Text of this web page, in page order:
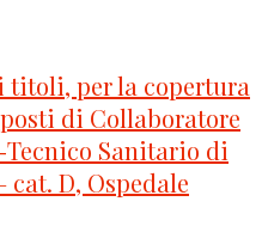
titoli, per la copertura
di Collaboratore
Sanitario di
D, Ospedale